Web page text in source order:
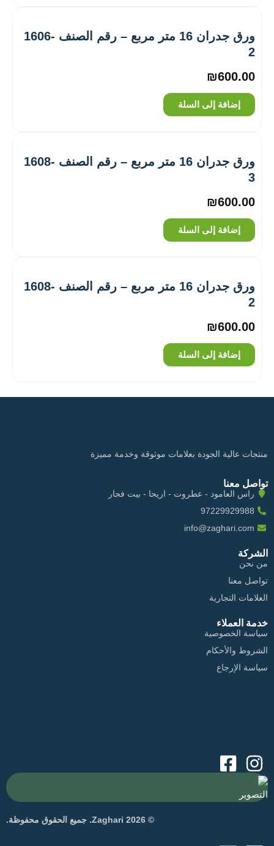
ورق جدران 16 متر مربع – رقم الصنف ‎1606-
2
₪600.00
إضافة إلى السلة
ورق جدران 16 متر مربع – رقم الصنف ‎1608-
3
₪600.00
إضافة إلى السلة
ورق جدران 16 متر مربع – رقم الصنف ‎1608-
2
₪600.00
إضافة إلى السلة
منتجات عالية الجودة بعلامات موثوقة وخدمة مميزة
تواصل معنا
راس العامود - عطروت - اريحا - بيت فجار
97229929988
info@zaghari.com
الشركة
من نحن
تواصل معنا
العلامات التجارية
خدمة العملاء
سياسة الخصوصية
الشروط والأحكام
سياسة الإرجاع
التصوير
© 2026 Zaghari. جميع الحقوق محفوظة.